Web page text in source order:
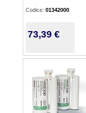
Codice: 01342000
73,39 €